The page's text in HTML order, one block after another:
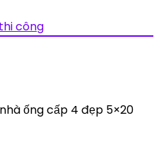
công
ống cấp 4 đẹp 5×20